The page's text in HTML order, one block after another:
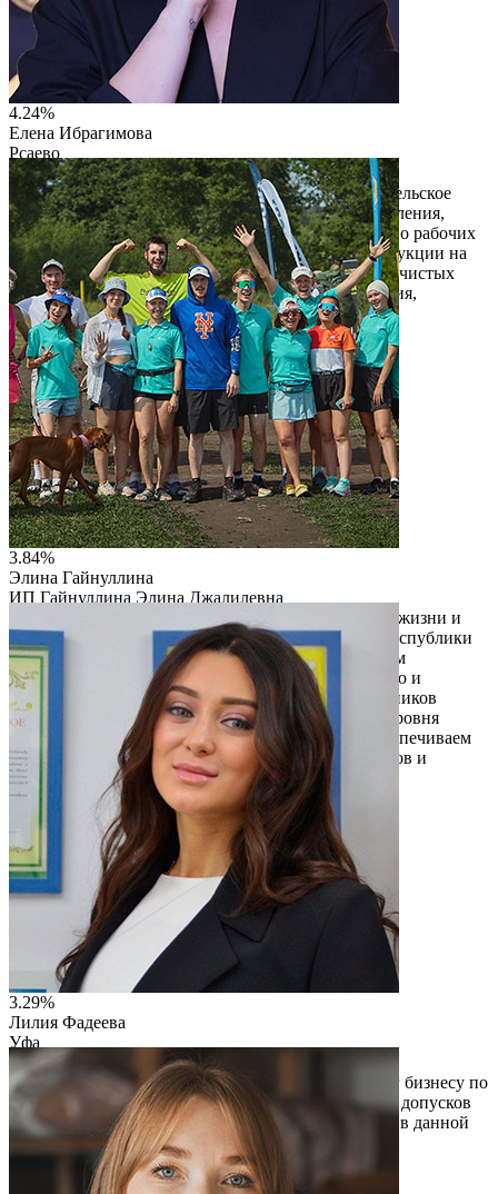
4.24%
Елена Ибрагимова
Рсаево
ООО "УРАЛ"
« Мое призвание — работать на родной земле ». Сельское
хозяйство — основной источник питания для населения,
благодаря которому существует большое количество рабочих
мест. - увеличение количества отечественной продукции на
рынке. Продукция, произведённая в экологически чистых
районах, всегда пользуется спросом среди населения,
особенно городского.
Читать описание
3.84%
Элина Гайнуллина
ИП Гайнуллина Элина Джалилевна
Наш проект формирует культуру здорового образа жизни и
развивает событийный туризм, укрепляя имидж республики
как активного спортивного центра. Мы организуем
масштабные события по легкой атлетике, плаванию и
беговым лыжам и привлекаем более 20 тыс. участников
ежегодно. Масштабируя спортивные события до уровня
крупных городских фестивалей, мы ежегодно обеспечиваем
региону значительный приток спортивных туристов и
стимулируем локальную экономику.
Читать описание
Перейти на сайт
3.29%
Лилия Фадеева
Уфа
ООО ИЦ "БАШПРОТЕК"
Оказываем различные виды консалтинговых услуг бизнесу по
всей России. Занимаемся оформлением лицензий , допусков
СРО, НОК, сертификатов ISO. Компания работает в данной
сфере более 20 лет.
Читать описание
Перейти на сайт